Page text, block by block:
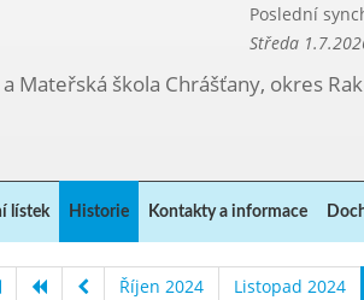
Poslední
Středa
Mateřská škola Chrášťany, okres
lístek Historie Kontakty a informace
Říjen 2024 Listopad 2024